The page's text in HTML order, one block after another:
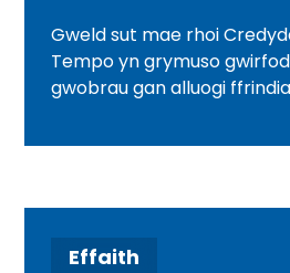
Gweld sut mae rhoi
Tempo yn grymuso
gwobrau gan alluogi
cryfhau bondiau
Effaith